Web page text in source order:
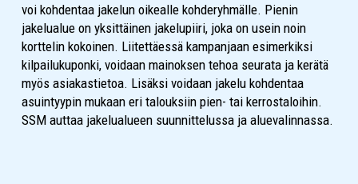
voi kohdentaa jakelun oikealle kohderyhmälle. Pienin
jakelualue on yksittäinen jakelupiiri, joka on usein noin
korttelin kokoinen. Liitettäessä kampanjaan esimerkiksi
kilpailukuponki, voidaan mainoksen tehoa seurata ja kerätä
myös asiakastietoa. Lisäksi voidaan jakelu kohdentaa
asuintyypin mukaan eri talouksiin pien- tai kerrostaloihin.
SSM auttaa jakelualueen suunnittelussa ja aluevalinnassa.